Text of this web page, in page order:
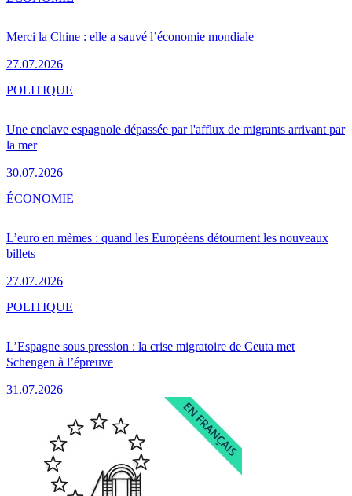
Merci la Chine : elle a sauvé l’économie mondiale
27.07.2026
Une enclave espagnole dépassée par l'afflux de migrants arrivant par
la mer
30.07.2026
POLITIQUE
L’euro en mèmes : quand les Européens détournent les nouveaux
billets
27.07.2026
ÉCONOMIE
L’Espagne sous pression : la crise migratoire de Ceuta met
Schengen à l’épreuve
31.07.2026
POLITIQUE